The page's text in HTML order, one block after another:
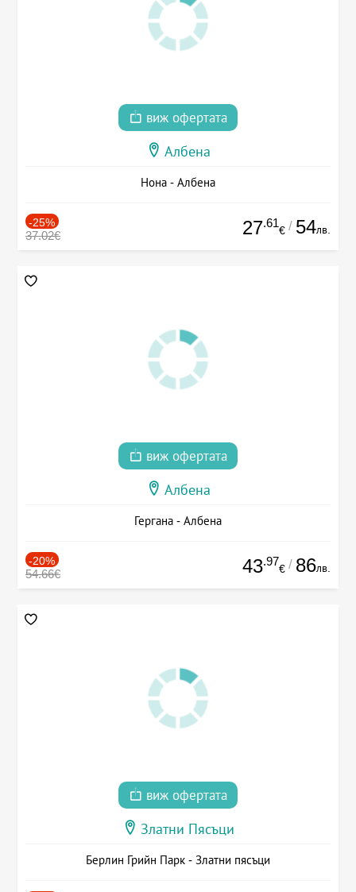
виж офертата
Албена
Нона - Албена
-25%
37.02€ 27.61
€ / 54лв.
виж офертата
Албена
Гергана - Албена
-20%
54.66€ 43.97
€ / 86лв.
виж офертата
Златни Пясъци
Берлин Грийн Парк - Златни пясъци